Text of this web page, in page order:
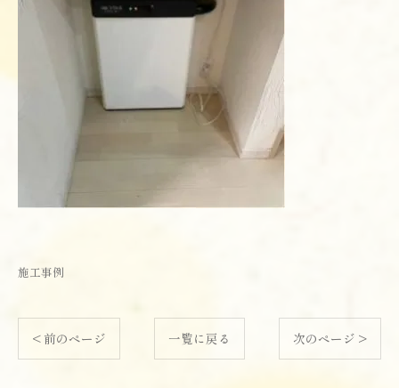
施工事例
< 前のページ 一覧に戻る 次のページ >